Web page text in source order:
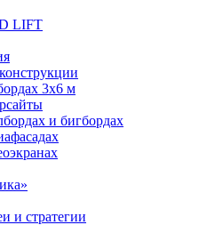
LIFT
3х6 м
и бигбордах
и стратегии